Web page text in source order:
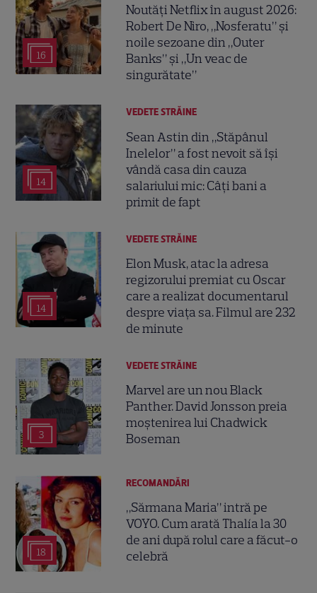
16
Noutăți Netflix în august 2026:
Robert De Niro, „Nosferatu” și
noile sezoane din „Outer
Banks” și „Un veac de
singurătate”
14
VEDETE STRĂINE
Sean Astin din „Stăpânul
Inelelor” a fost nevoit să își
vândă casa din cauza
salariului mic: Câți bani a
primit de fapt
14
VEDETE STRĂINE
Elon Musk, atac la adresa
regizorului premiat cu Oscar
care a realizat documentarul
despre viața sa. Filmul are 232
de minute
3
VEDETE STRĂINE
Marvel are un nou Black
Panther. David Jonsson preia
moștenirea lui Chadwick
Boseman
18
RECOMANDĂRI
„Sărmana Maria” intră pe
VOYO. Cum arată Thalía la 30
de ani după rolul care a făcut-o
celebră